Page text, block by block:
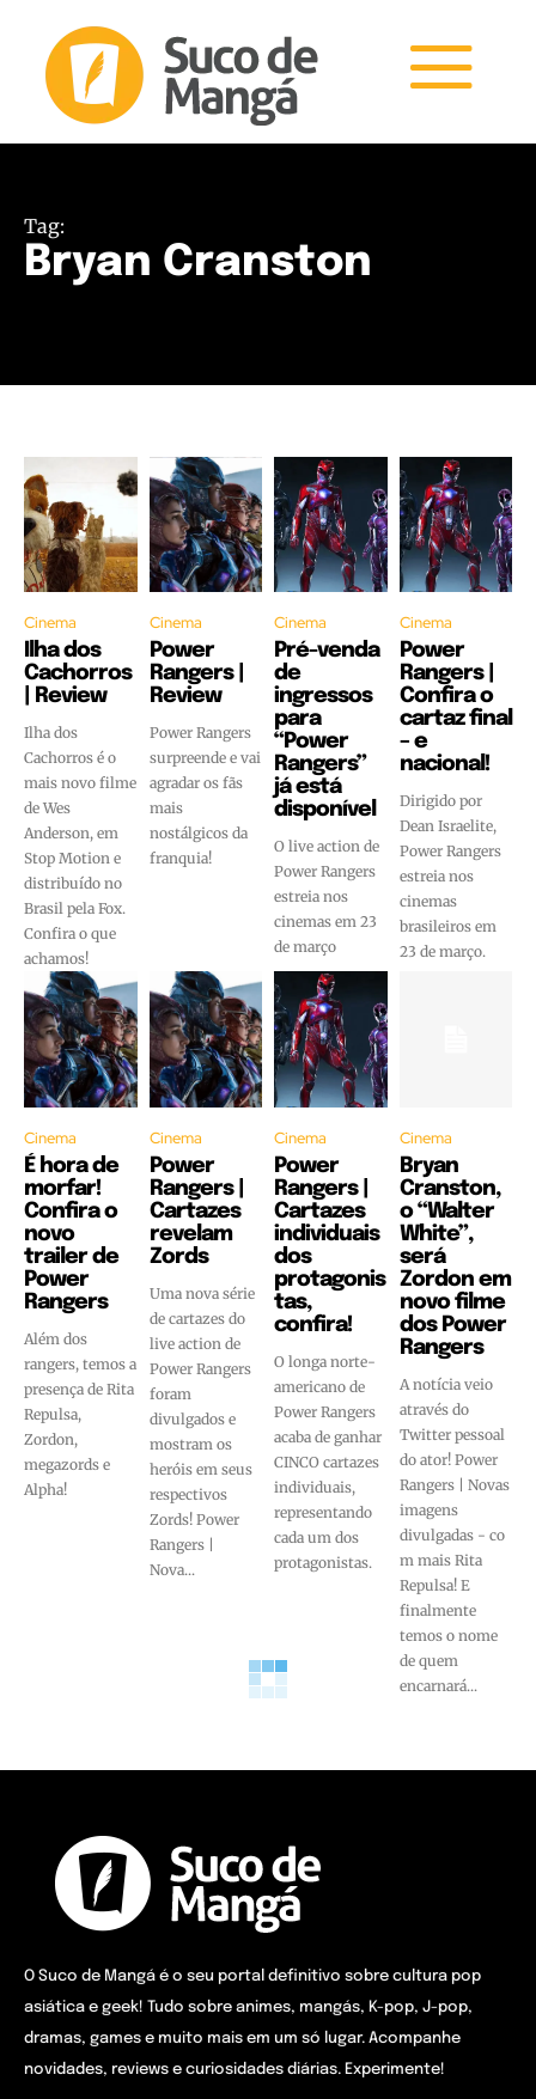
Tag:
Bryan Cranston
Cinema
Ilha dos
Cachorros
| Review
Ilha dos
Cachorros é o
mais novo filme
de Wes
Anderson, em
Stop Motion e
distribuído no
Brasil pela Fox.
Confira o que
achamos!
Cinema
Power
Rangers |
Review
Power Rangers
surpreende e vai
agradar os fãs
mais
nostálgicos da
franquia!
Cinema
Pré-venda
de
ingressos
para
“Power
Rangers”
já está
disponível
O live action de
Power Rangers
estreia nos
cinemas em 23
de março
Cinema
Power
Rangers |
Confira o
cartaz final
– e
nacional!
Dirigido por
Dean Israelite,
Power Rangers
estreia nos
cinemas
brasileiros em
23 de março.
Cinema
É hora de
morfar!
Confira o
novo
trailer de
Power
Rangers
Além dos
rangers, temos a
presença de Rita
Repulsa,
Zordon,
megazords e
Alpha!
Cinema
Power
Rangers |
Cartazes
revelam
Zords
Uma nova série
de cartazes do
live action de
Power Rangers
foram
divulgados e
mostram os
heróis em seus
respectivos
Zords! Power
Rangers |
Nova...
Cinema
Power
Rangers |
Cartazes
individuais
dos
protagonis
tas,
confira!
O longa norte-
americano de
Power Rangers
acaba de ganhar
CINCO cartazes
individuais,
representando
cada um dos
protagonistas.
Cinema
Bryan
Cranston,
o “Walter
White”,
será
Zordon em
novo filme
dos Power
Rangers
A notícia veio
através do
Twitter pessoal
do ator! Power
Rangers | Novas
imagens
divulgadas - co
m mais Rita
Repulsa! E
finalmente
temos o nome
de quem
encarnará...
O Suco de Mangá é o seu portal definitivo sobre cultura pop
asiática e geek! Tudo sobre animes, mangás, K-pop, J-pop,
dramas, games e muito mais em um só lugar. Acompanhe
novidades, reviews e curiosidades diárias. Experimente!